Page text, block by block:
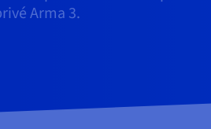
Arma 3.